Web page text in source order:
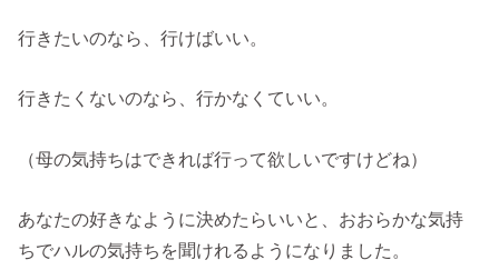
行きたいのなら、行けばいい。
行きたくないのなら、行かなくていい。
（母の気持ちはできれば行って欲しいですけどね）
あなたの好きなように決めたらいいと、おおらかな気持
ちでハルの気持ちを聞けれるようになりました。